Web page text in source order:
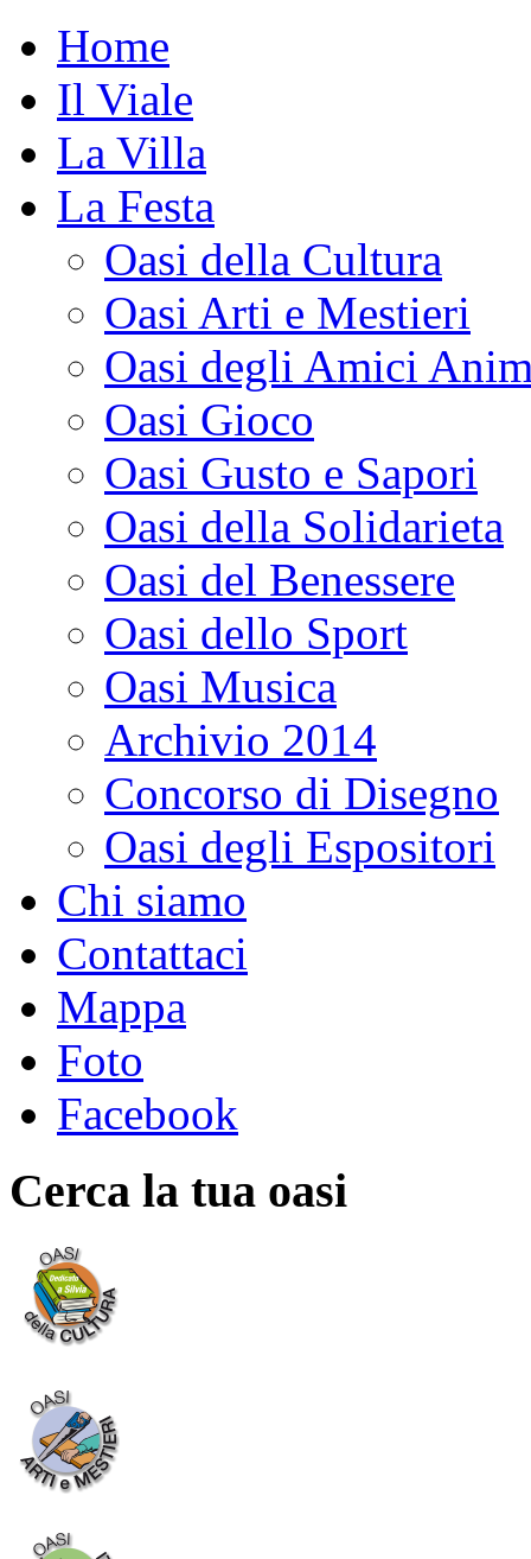
Home
Il Viale
La Villa
La Festa
Oasi della Cultura
Oasi Arti e Mestieri
Oasi degli Amici
Oasi Gioco
Oasi Gusto e Sapori
Oasi della Solidarieta
Oasi del Benessere
Oasi dello Sport
Oasi Musica
Archivio 2014
Concorso di Disegno
Oasi degli Espositori
Chi siamo
Contattaci
Mappa
Foto
Facebook
Cerca la tua oasi